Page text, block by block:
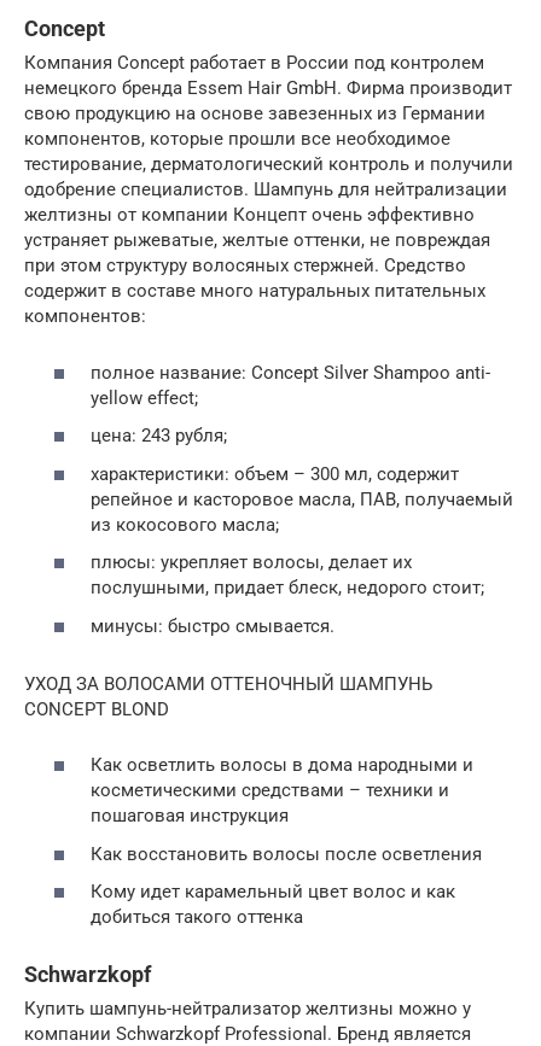
Concept
Компания Concept работает в России под контролем
немецкого бренда Essem Hair GmbH. Фирма производит
свою продукцию на основе завезенных из Германии
компонентов, которые прошли все необходимое
тестирование, дерматологический контроль и получили
одобрение специалистов. Шампунь для нейтрализации
желтизны от компании Концепт очень эффективно
устраняет рыжеватые, желтые оттенки, не повреждая
при этом структуру волосяных стержней. Средство
содержит в составе много натуральных питательных
компонентов:
полное название: Concept Silver Shampoo anti-
yellow effect;
цена: 243 рубля;
характеристики: объем – 300 мл, содержит
репейное и касторовое масла, ПАВ, получаемый
из кокосового масла;
плюсы: укрепляет волосы, делает их
послушными, придает блеск, недорого стоит;
минусы: быстро смывается.
УХОД ЗА ВОЛОСАМИ ОТТЕНОЧНЫЙ ШАМПУНЬ
CONCEPT BLOND
Как осветлить волосы в дома народными и
косметическими средствами – техники и
пошаговая инструкция
Как восстановить волосы после осветления
Кому идет карамельный цвет волос и как
добиться такого оттенка
Schwarzkopf
Купить шампунь-нейтрализатор желтизны можно у
компании Schwarzkopf Professional. Бренд является